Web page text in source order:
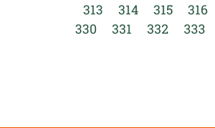
313
314 315 316
330
331 332 333